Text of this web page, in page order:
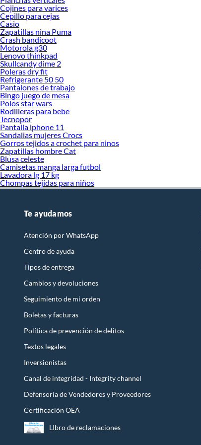
Cojines para varices
Cepillo para cejas
Casio
Zapatillas nina Puma
Crash bandicoot
Motorola g30
Lenovo thinkpad
Skullcandy dime 2
Poleras dry fit
Refrigerante 50 50
Pantalones de trabajo
Bingo juego de mesa
Polos star wars
Rodilleras para bebe
Tecnopor
Pantalla iphone 11
Sandalias mujeres Crocs
Gorros tejidos a crochet para ninos
Zapatillas hombre Cat
Blusa celeste
Camisetas manga larga futbol
Lavadora lg 17 kg
Chompas tejidas para niños
Te ayudamos
Atención por WhatsApp
Centro de ayuda
Tipos de entrega
Cambios y devoluciones
Seguimiento de mi orden
Boletas y facturas
Política de prevención de delitos
Textos legales
Inversionistas
Canal de integridad - Integrity channel
Defensoría de Vendedores y Proveedores
Certificación OEA
LIbro de reclamaciones